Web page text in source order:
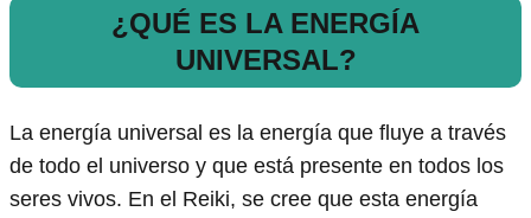
¿QUÉ ES LA ENERGÍA
UNIVERSAL?
La energía universal es la energía que fluye a través
de todo el universo y que está presente en todos los
seres vivos. En el Reiki, se cree que esta energía